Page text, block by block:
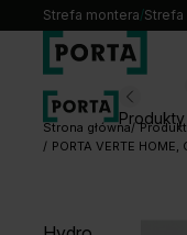
Strefa montera/Strefa
Produkty
Wybierz swoje
Strona główna
PORTA VERTE HOME,